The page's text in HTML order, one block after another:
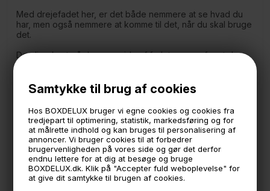
Samtykke til brug af cookies
Hos BOXDELUX bruger vi egne cookies og cookies fra
tredjepart til optimering, statistik, markedsføring og for
at målrette indhold og kan bruges til personalisering af
annoncer. Vi bruger cookies til at forbedrer
brugervenligheden på vores side og gør det derfor
endnu lettere for at dig at besøge og bruge
BOXDELUX.dk. Klik på "Accepter fuld weboplevelse" for
at give dit samtykke til brugen af cookies.
Med drejefadet her, er det både nemmere at se hvad du
har, men også nemmere at komme til det, når du skal bruge
det.
Den lige kant på den ene side af fadet, sørger for at du
skabet, samtidigt med at du kan lukke lågen uden
problemer.
Måler
33 cm. bred
28 cm. dyb.
6,8 cm. høj.
Minimum hyldeplads til produktet skal være 33x33 cm.